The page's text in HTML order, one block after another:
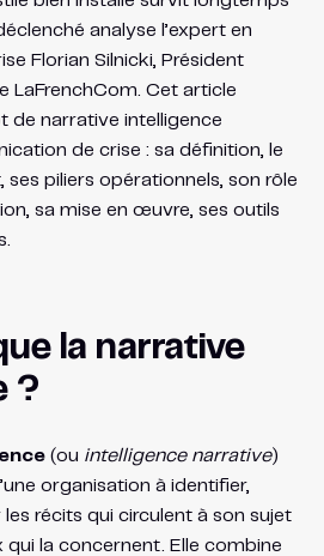
analyse l’expert en
Florian Silnicki, Président
LaFrenchCom. Cet article
de narrative intelligence
de crise : sa définition, le
ses piliers opérationnels, son rôle
sa mise en œuvre, ses outils
la narrative
?
(ou intelligence narrative)
organisation à identifier,
récits qui circulent à son sujet
qui la concernent. Elle combine